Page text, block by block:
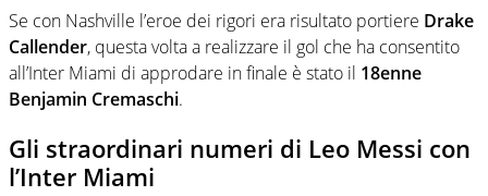
Se con Nashville l’eroe dei rigori era risultato portiere Drake
Callender, questa volta a realizzare il gol che ha consentito
all’Inter Miami di approdare in finale è stato il 18enne
Benjamin Cremaschi.
Gli straordinari numeri di Leo Messi con
l’Inter Miami